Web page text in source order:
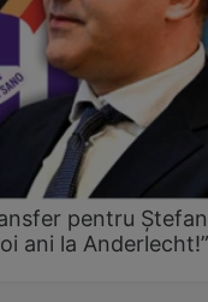
pentru Ștefan
ani la Anderlecht!”